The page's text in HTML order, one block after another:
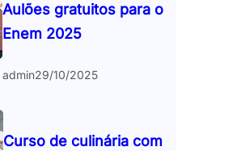
Aulões gratuitos para o
Enem 2025
admin29/10/2025
Curso de culinária com